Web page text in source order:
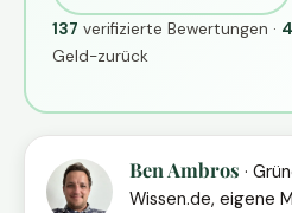
137 verifizierte Bewertungen ·
Geld-zurück
Ben Ambros ·
Wissen.de, eigene